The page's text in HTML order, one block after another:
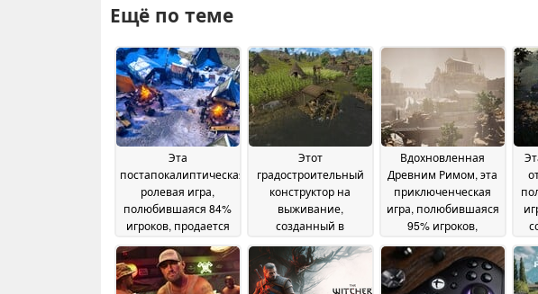
Ещё по теме
Эта
постапокалиптическая
ролевая игра,
полюбившаяся 84%
игроков, продается
Steam06 June 2026
Этот
градостроительный
конструктор на
выживание,
созданный в
времена,
полюбившийся 86%
Вдохновленная
Древним Римом, эта
приключенческая
игра, полюбившаяся
95% игроков,
скидкой в Steam02
June 2026